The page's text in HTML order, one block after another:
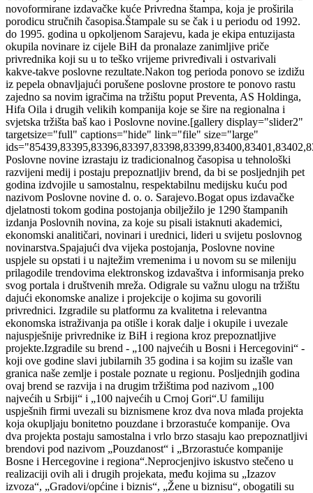
novoformirane izdavačke kuće Privredna štampa, koja je proširila
porodicu stručnih časopisa.Štampale su se čak i u periodu od 1992.
do 1995. godina u opkoljenom Sarajevu, kada je ekipa entuzijasta
okupila novinare iz cijele BiH da pronalaze zanimljive priče
privrednika koji su u to teško vrijeme privređivali i ostvarivali
kakve-takve poslovne rezultate.Nakon tog perioda ponovo se izdižu
iz pepela obnavljajući porušene poslovne prostore te ponovo rastu
zajedno sa novim igračima na tržištu poput Preventa, AS Holdinga,
Hifa Oila i drugih velikih kompanija koje se šire na regionalna i
svjetska tržišta baš kao i Poslovne novine.[gallery display="slider2"
targetsize="full" captions="hide" link="file" size="large"
Poslovne novine izrastaju iz tradicionalnog časopisa u tehnološki
razvijeni medij i postaju prepoznatljiv brend, da bi se posljednjih pet
godina izdvojile u samostalnu, respektabilnu medijsku kuću pod
nazivom Poslovne novine d. o. o. Sarajevo.Bogat opus izdavačke
djelatnosti tokom godina postojanja obilježilo je 1290 štampanih
izdanja Poslovnih novina, za koje su pisali istaknuti akademici,
ekonomski analitičari, novinari i urednici, lideri u svijetu poslovnog
novinarstva.Spajajući dva vijeka postojanja, Poslovne novine
uspjele su opstati i u najtežim vremenima i u novom su se mileniju
prilagodile trendovima elektronskog izdavaštva i informisanja preko
svog portala i društvenih mreža. Odigrale su važnu ulogu na tržištu
dajući ekonomske analize i projekcije o kojima su govorili
privrednici. Izgradile su platformu za kvalitetna i relevantna
ekonomska istraživanja pa otišle i korak dalje i okupile i uvezale
najuspješnije privrednike iz BiH i regiona kroz prepoznatljive
projekte.Izgradile su brend - „100 najvećih u Bosni i Hercegovini“ -
koji ove godine slavi jubilarnih 35 godina i sa kojim su izašle van
granica naše zemlje i postale poznate u regionu. Posljednjih godina
ovaj brend se razvija i na drugim tržištima pod nazivom „100
najvećih u Srbiji“ i „100 najvećih u Crnoj Gori“.U familiju
uspješnih firmi uvezali su biznismene kroz dva nova mlađa projekta
koja okupljaju bonitetno pouzdane i brzorastuće kompanije. Ova
dva projekta postaju samostalna i vrlo brzo stasaju kao prepoznatljivi
brendovi pod nazivom „Pouzdanost“ i „Brzorastuće kompanije
Bosne i Hercegovine i regiona“.Neprocjenjivo iskustvo stečeno u
realizaciji ovih ali i drugih projekata, među kojima su „Izazov
izvoza“, „Gradovi/općine i biznis“, „Žene u biznisu“, obogatili su